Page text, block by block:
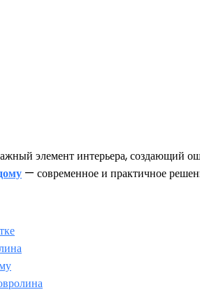
элемент интерьера, создающий
— современное и практичное